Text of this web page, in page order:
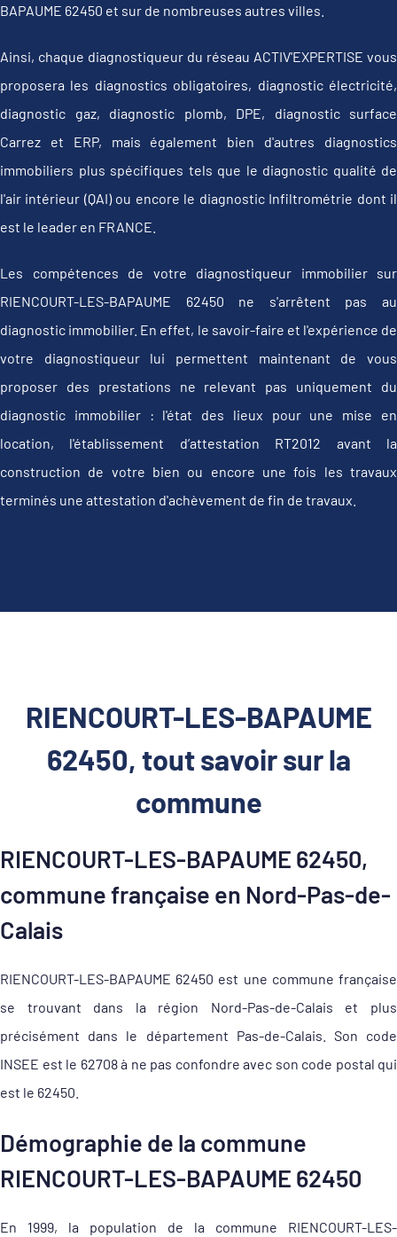
BAPAUME 62450 et sur de nombreuses autres villes.
Ainsi, chaque diagnostiqueur du réseau ACTIV'EXPERTISE vous
proposera les diagnostics obligatoires, diagnostic électricité,
diagnostic gaz, diagnostic plomb, DPE, diagnostic surface
Carrez et ERP, mais également bien d'autres diagnostics
immobiliers plus spécifiques tels que le diagnostic qualité de
l'air intérieur (QAI) ou encore le diagnostic Infiltrométrie dont il
est le leader en FRANCE.
Les compétences de votre diagnostiqueur immobilier sur
RIENCOURT-LES-BAPAUME 62450 ne s'arrêtent pas au
diagnostic immobilier. En effet, le savoir-faire et l'expérience de
votre diagnostiqueur lui permettent maintenant de vous
proposer des prestations ne relevant pas uniquement du
diagnostic immobilier : l'état des lieux pour une mise en
location, l'établissement d’attestation RT2012 avant la
construction de votre bien ou encore une fois les travaux
terminés une attestation d'achèvement de fin de travaux.
RIENCOURT-LES-BAPAUME
62450, tout savoir sur la
commune
RIENCOURT-LES-BAPAUME 62450,
commune française en Nord-Pas-de-
Calais
RIENCOURT-LES-BAPAUME 62450 est une commune française
se trouvant dans la région Nord-Pas-de-Calais et plus
précisément dans le département Pas-de-Calais. Son code
INSEE est le 62708 à ne pas confondre avec son code postal qui
est le 62450.
Démographie de la commune
RIENCOURT-LES-BAPAUME 62450
En 1999, la population de la commune RIENCOURT-LES-